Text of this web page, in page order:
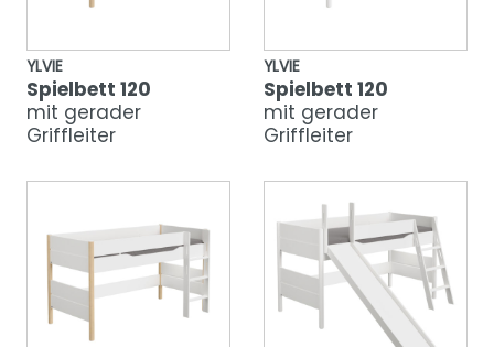
YLVIE
Spielbett 120
mit gerader
Griffleiter
YLVIE
Spielbett 120
mit gerader
Griffleiter